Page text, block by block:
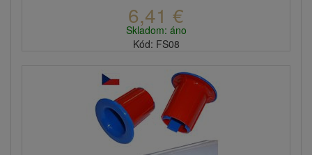
6,41 €
Skladom: áno
Kód: FS08